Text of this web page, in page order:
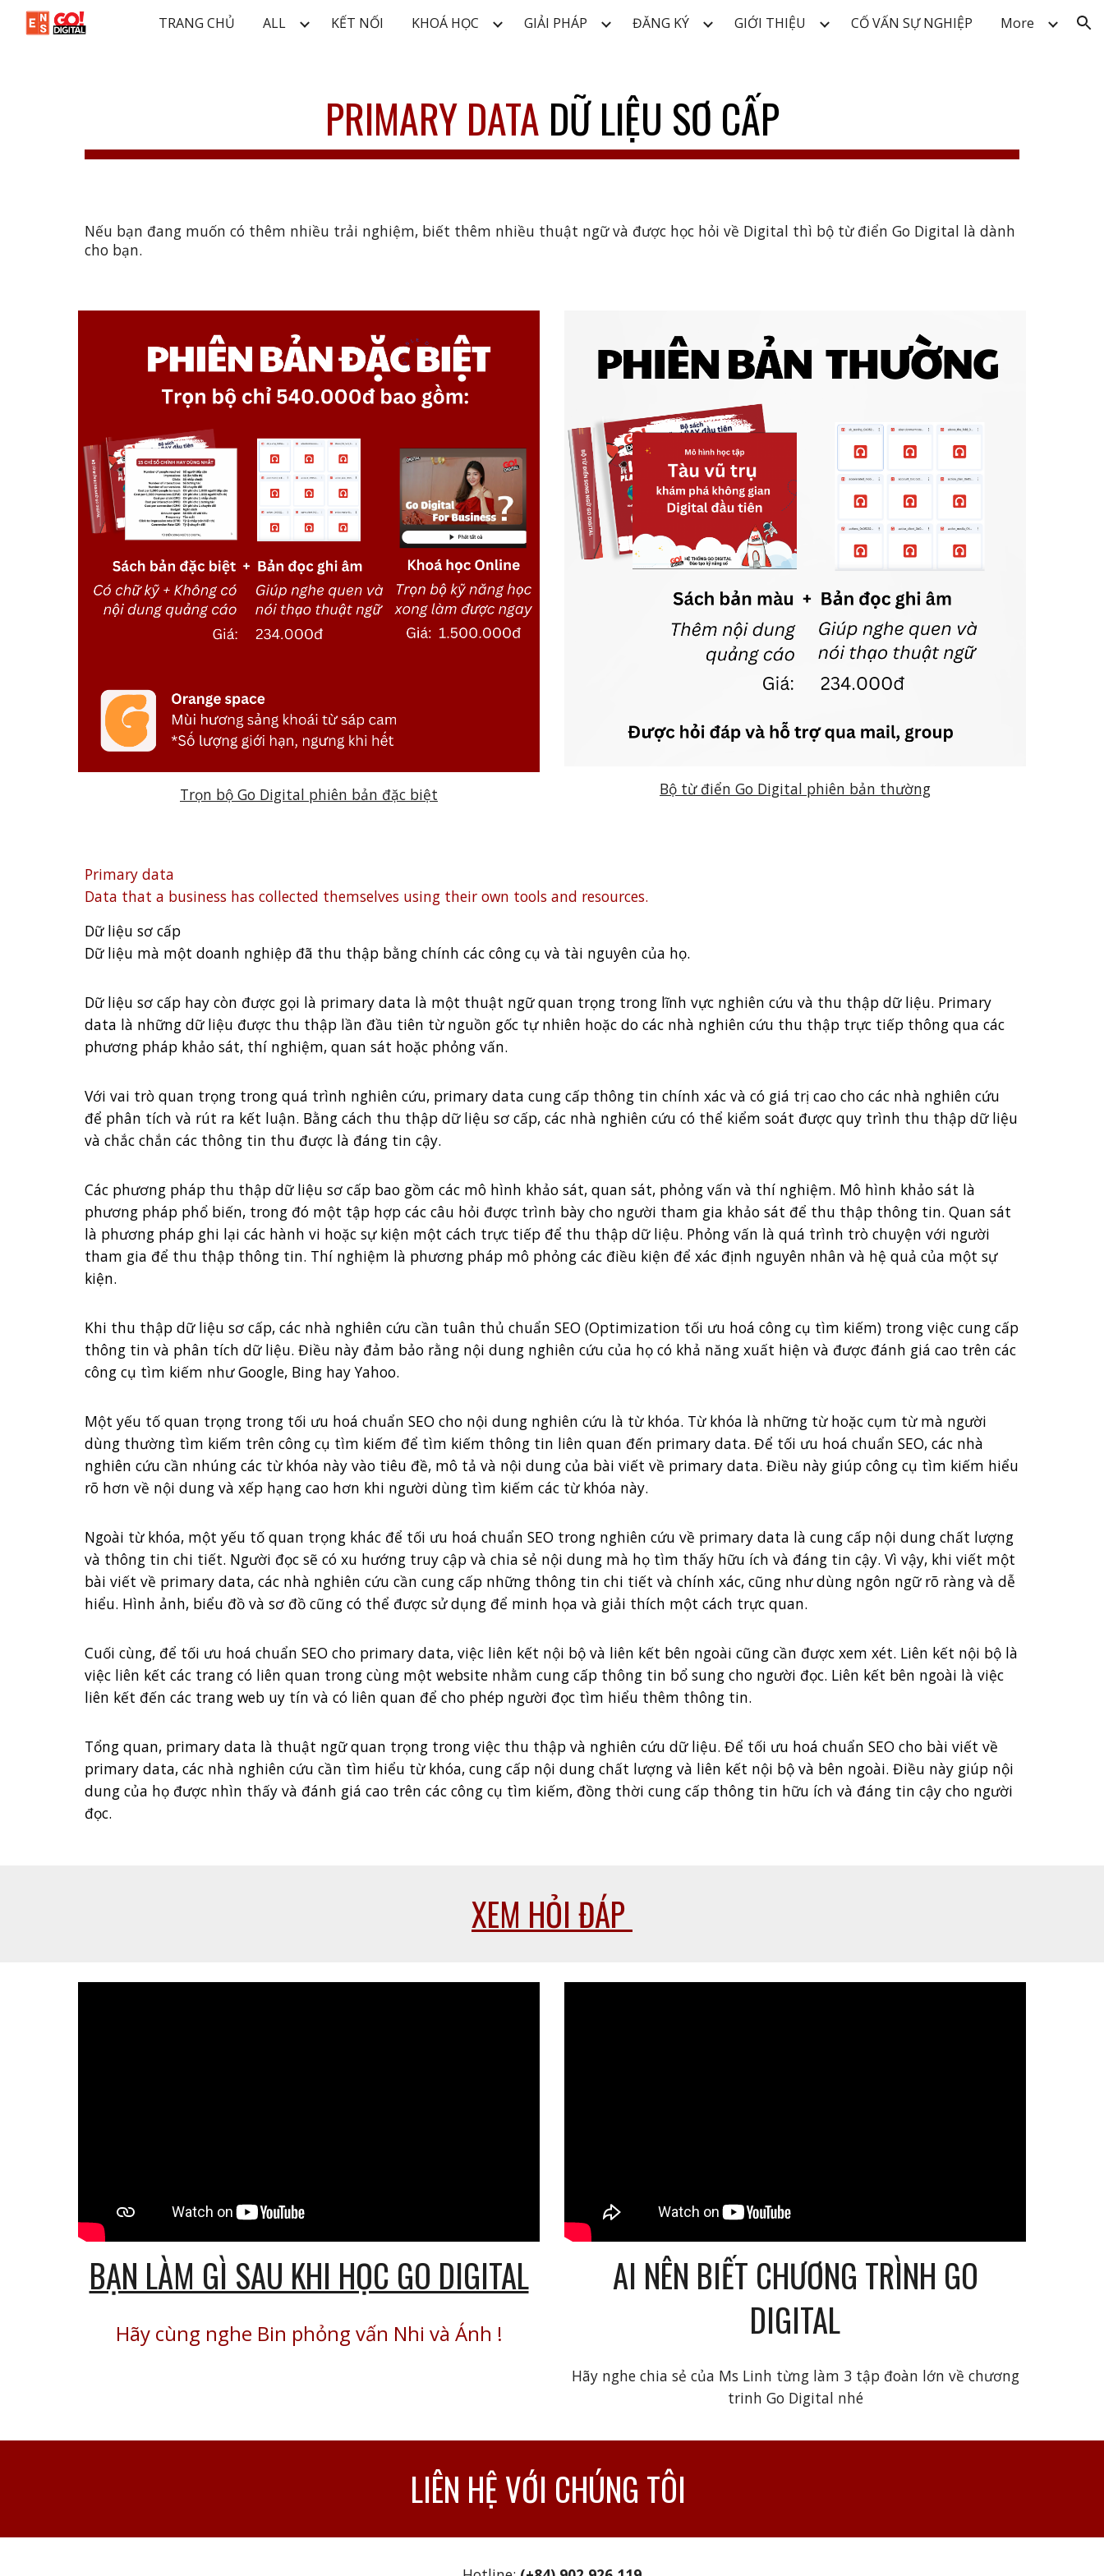
Skip to main content Skip to navigation
TRANG CHỦ ALL KẾT NỐI KHOÁ HỌC GIẢI PHÁP ĐĂNG KÝ GIỚI THIỆU CỐ VẤN SỰ NGHIỆP More
PRIMARY DATA DỮ LIỆU SƠ CẤP
Nếu bạn đang muốn có thêm nhiều trải nghiệm, biết thêm nhiều thuật ngữ và được học hỏi về Digital thì bộ từ điển Go Digital là dành
cho bạn.
Trọn bộ Go Digital phiên bản đặc biệt Bộ từ điển Go Digital phiên bản thường
Primary data
Data that a business has collected themselves using their own tools and resources.
Dữ liệu sơ cấp
Dữ liệu mà một doanh nghiệp đã thu thập bằng chính các công cụ và tài nguyên của họ.
Dữ liệu sơ cấp hay còn được gọi là primary data là một thuật ngữ quan trọng trong lĩnh vực nghiên cứu và thu thập dữ liệu. Primary
data là những dữ liệu được thu thập lần đầu tiên từ nguồn gốc tự nhiên hoặc do các nhà nghiên cứu thu thập trực tiếp thông qua các
phương pháp khảo sát, thí nghiệm, quan sát hoặc phỏng vấn.
Với vai trò quan trọng trong quá trình nghiên cứu, primary data cung cấp thông tin chính xác và có giá trị cao cho các nhà nghiên cứu
để phân tích và rút ra kết luận. Bằng cách thu thập dữ liệu sơ cấp, các nhà nghiên cứu có thể kiểm soát được quy trình thu thập dữ liệu
và chắc chắn các thông tin thu được là đáng tin cậy.
Các phương pháp thu thập dữ liệu sơ cấp bao gồm các mô hình khảo sát, quan sát, phỏng vấn và thí nghiệm. Mô hình khảo sát là
phương pháp phổ biến, trong đó một tập hợp các câu hỏi được trình bày cho người tham gia khảo sát để thu thập thông tin. Quan sát
là phương pháp ghi lại các hành vi hoặc sự kiện một cách trực tiếp để thu thập dữ liệu. Phỏng vấn là quá trình trò chuyện với người
tham gia để thu thập thông tin. Thí nghiệm là phương pháp mô phỏng các điều kiện để xác định nguyên nhân và hệ quả của một sự
kiện.
Khi thu thập dữ liệu sơ cấp, các nhà nghiên cứu cần tuân thủ chuẩn SEO (Optimization tối ưu hoá công cụ tìm kiếm) trong việc cung cấp
thông tin và phân tích dữ liệu. Điều này đảm bảo rằng nội dung nghiên cứu của họ có khả năng xuất hiện và được đánh giá cao trên các
công cụ tìm kiếm như Google, Bing hay Yahoo.
Một yếu tố quan trọng trong tối ưu hoá chuẩn SEO cho nội dung nghiên cứu là từ khóa. Từ khóa là những từ hoặc cụm từ mà người
dùng thường tìm kiếm trên công cụ tìm kiếm để tìm kiếm thông tin liên quan đến primary data. Để tối ưu hoá chuẩn SEO, các nhà
nghiên cứu cần nhúng các từ khóa này vào tiêu đề, mô tả và nội dung của bài viết về primary data. Điều này giúp công cụ tìm kiếm hiểu
rõ hơn về nội dung và xếp hạng cao hơn khi người dùng tìm kiếm các từ khóa này.
Ngoài từ khóa, một yếu tố quan trọng khác để tối ưu hoá chuẩn SEO trong nghiên cứu về primary data là cung cấp nội dung chất lượng
và thông tin chi tiết. Người đọc sẽ có xu hướng truy cập và chia sẻ nội dung mà họ tìm thấy hữu ích và đáng tin cậy. Vì vậy, khi viết một
bài viết về primary data, các nhà nghiên cứu cần cung cấp những thông tin chi tiết và chính xác, cũng như dùng ngôn ngữ rõ ràng và dễ
hiểu. Hình ảnh, biểu đồ và sơ đồ cũng có thể được sử dụng để minh họa và giải thích một cách trực quan.
Cuối cùng, để tối ưu hoá chuẩn SEO cho primary data, việc liên kết nội bộ và liên kết bên ngoài cũng cần được xem xét. Liên kết nội bộ là
việc liên kết các trang có liên quan trong cùng một website nhằm cung cấp thông tin bổ sung cho người đọc. Liên kết bên ngoài là việc
liên kết đến các trang web uy tín và có liên quan để cho phép người đọc tìm hiểu thêm thông tin.
Tổng quan, primary data là thuật ngữ quan trọng trong việc thu thập và nghiên cứu dữ liệu. Để tối ưu hoá chuẩn SEO cho bài viết về
primary data, các nhà nghiên cứu cần tìm hiểu từ khóa, cung cấp nội dung chất lượng và liên kết nội bộ và bên ngoài. Điều này giúp nội
dung của họ được nhìn thấy và đánh giá cao trên các công cụ tìm kiếm, đồng thời cung cấp thông tin hữu ích và đáng tin cậy cho người
đọc.
XEM HỎI ĐÁP
BẠN LÀM GÌ SAU KHI HỌC GO DIGITAL
Hãy cùng nghe Bin phỏng vấn Nhi và Ánh !
AI NÊN BIẾT CHƯƠNG TRÌNH GO
DIGITAL
Hãy nghe chia sẻ của Ms Linh từng làm 3 tập đoàn lớn về chương
trinh Go Digital nhé
LIÊN HỆ VỚI CHÚNG TÔI